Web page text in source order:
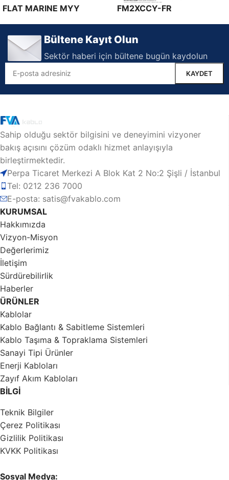
FLAT MARINE MYY FM2XCCY-FR
Bültene Kayıt Olun
Sektör haberi için bültene bugün kaydolun
Sahip olduğu sektör bilgisini ve deneyimini vizyoner
bakış açısını çözüm odaklı hizmet anlayışıyla
birleştirmektedir.
Perpa Ticaret Merkezi A Blok Kat 2 No:2 Şişli / İstanbul
Tel: 0212 236 7000
E-posta: satis@fvakablo.com
KURUMSAL
Hakkımızda
Vizyon-Misyon
Değerlerimiz
İletişim
Sürdürebilirlik
Haberler
ÜRÜNLER
Kablolar
Kablo Bağlantı & Sabitleme Sistemleri
Kablo Taşıma & Topraklama Sistemleri
Sanayi Tipi Ürünler
Enerji Kabloları
Zayıf Akım Kabloları
BİLGİ
Teknik Bilgiler
Çerez Politikası
Gizlilik Politikası
KVKK Politikası
Sosyal Medya: